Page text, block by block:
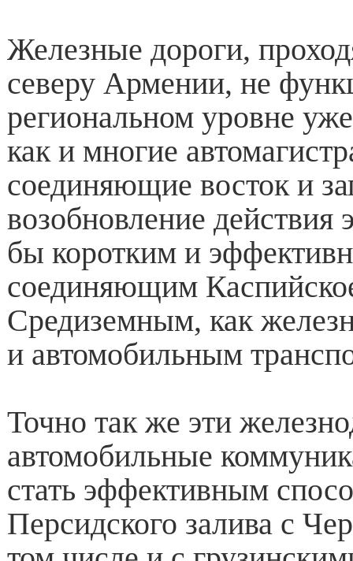
Железные дороги,
северу Армении, не
региональном уровне
как и многие
соединяющие восток и
возобновление действия
бы коротким и
соединяющим
Средиземным, как
и автомобильным
Точно так же эти
автомобильные
стать эффективным
Персидского залива с